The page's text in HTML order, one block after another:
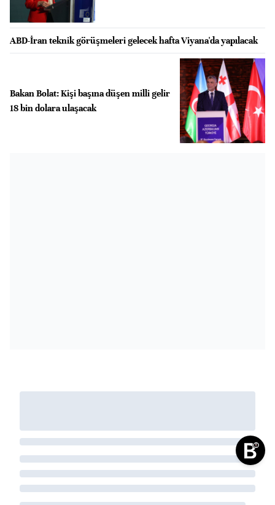
ABD-İran teknik görüşmeleri gelecek hafta Viyana'da yapılacak
Bakan Bolat: Kişi başına düşen milli gelir
18 bin dolara ulaşacak